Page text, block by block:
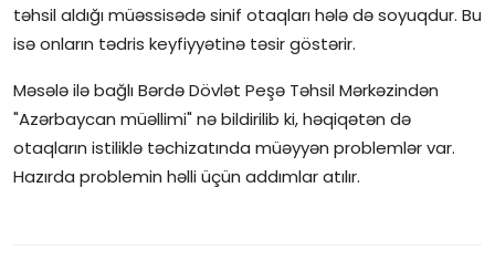
İctimai şura
təhsil aldığı müəssisədə sinif otaqları hələ də soyuqdur. Bu
isə onların tədris keyfiyyətinə təsir göstərir.
Məsələ ilə bağlı Bərdə Dövlət Peşə Təhsil Mərkəzindən
"Azərbaycan müəllimi" nə bildirilib ki, həqiqətən də
otaqların istiliklə təchizatında müəyyən problemlər var.
Hazırda problemin həlli üçün addımlar atılır.